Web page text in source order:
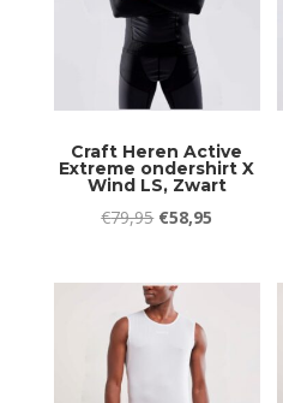
Craft Heren Active
Extreme ondershirt X
Wind LS, Zwart
€79,95 Oorspronkelijke
was:
€79,95.
€58,95
is: